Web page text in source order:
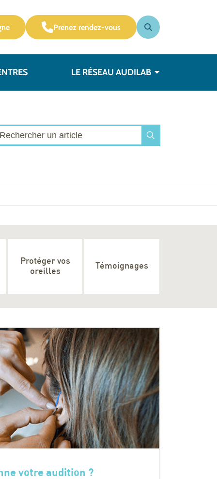
Prenez rendez-vous
LE RÉSEAU AUDILAB
Protéger vos
oreilles
Témoignages
votre audition ?